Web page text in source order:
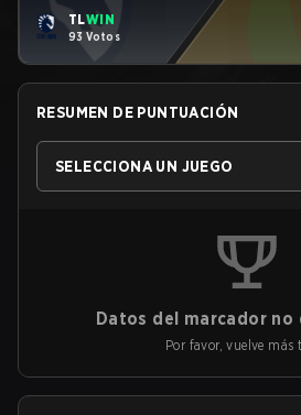
TLWIN
93 Votos
RESUMEN DE PUNTUACIÓN
SELECCIONA UN JUEGO
Datos del marcador no
Por favor, vuelve más